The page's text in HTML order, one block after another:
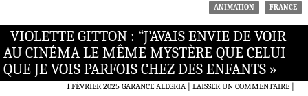
ANIMATION FRANCE
VIOLETTE GITTON : “J’AVAIS ENVIE DE VOIR
AU CINÉMA LE MÊME MYSTÈRE QUE CELUI
QUE JE VOIS PARFOIS CHEZ DES ENFANTS »
1 FÉVRIER 2025 GARANCE ALEGRIA LAISSER UN COMMENTAIRE|